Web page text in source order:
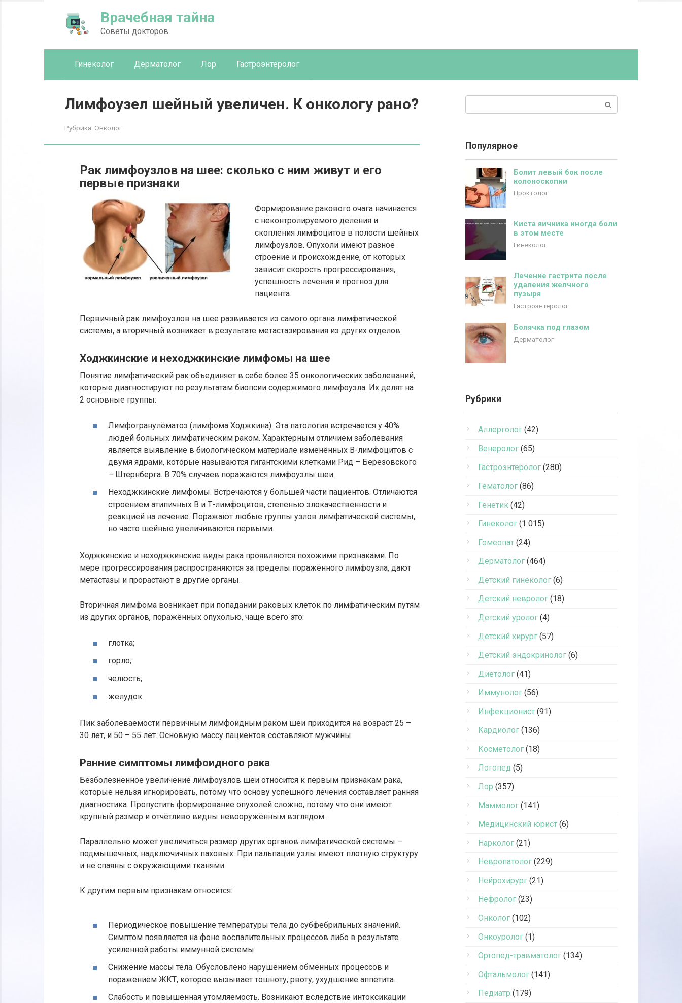
Врачебная тайна
Советы докторов
Гинеколог Дерматолог Лор Гастроэнтеролог
Лимфоузел шейный увеличен. К онкологу рано?
Рубрика: Онколог
Рак лимфоузлов на шее: сколько с ним живут и его
первые признаки
Формирование ракового очага начинается
с неконтролируемого деления и
скопления лимфоцитов в полости шейных
лимфоузлов. Опухоли имеют разное
строение и происхождение, от которых
зависит скорость прогрессирования,
успешность лечения и прогноз для
пациента.
Первичный рак лимфоузлов на шее развивается из самого органа лимфатической
системы, а вторичный возникает в результате метастазирования из других отделов.
Ходжкинские и неходжкинские лимфомы на шее
Понятие лимфатический рак объединяет в себе более 35 онкологических заболеваний,
которые диагностируют по результатам биопсии содержимого лимфоузла. Их делят на
2 основные группы:
Лимфогранулёматоз (лимфома Ходжкина). Эта патология встречается у 40%
людей больных лимфатическим раком. Характерным отличием заболевания
является выявление в биологическом материале изменённых В-лимфоцитов с
двумя ядрами, которые называются гигантскими клетками Рид – Березовского
– Штернберга. В 70% случаев поражаются лимфоузлы шеи.
Неходжкинские лимфомы. Встречаются у большей части пациентов. Отличаются
строением атипичных В и Т-лимфоцитов, степенью злокачественности и
реакцией на лечение. Поражают любые группы узлов лимфатической системы,
но часто шейные увеличиваются первыми.
Ходжкинские и неходжкинские виды рака проявляются похожими признаками. По
мере прогрессирования распространяются за пределы поражённого лимфоузла, дают
метастазы и прорастают в другие органы.
Вторичная лимфома возникает при попадании раковых клеток по лимфатическим путям
из других органов, поражённых опухолью, чаще всего это:
глотка;
горло;
челюсть;
желудок.
Пик заболеваемости первичным лимфоидным раком шеи приходится на возраст 25 –
30 лет, и 50 – 55 лет. Основную массу пациентов составляют мужчины.
Ранние симптомы лимфоидного рака
Безболезненное увеличение лимфоузлов шеи относится к первым признакам рака,
которые нельзя игнорировать, потому что основу успешного лечения составляет ранняя
диагностика. Пропустить формирование опухолей сложно, потому что они имеют
крупный размер и отчётливо видны невооружённым взглядом.
Параллельно может увеличиться размер других органов лимфатической системы –
подмышечных, надключичных паховых. При пальпации узлы имеют плотную структуру
и не спаяны с окружающими тканями.
К другим первым признакам относится:
Периодическое повышение температуры тела до субфебрильных значений.
Симптом появляется на фоне воспалительных процессов либо в результате
усиленной работы иммунной системы.
Снижение массы тела. Обусловлено нарушением обменных процессов и
поражением ЖКТ, которое вызывает тошноту, рвоту, ухудшение аппетита.
Слабость и повышенная утомляемость. Возникают вследствие интоксикации
Популярное
Болит левый бок после
колоноскопии
Проктолог
Киста яичника иногда боли
в этом месте
Гинеколог
Лечение гастрита после
удаления желчного
пузыря
Гастроэнтеролог
Болячка под глазом
Дерматолог
Рубрики
Аллерголог (42)
Венеролог (65)
Гастроэнтеролог (280)
Гематолог (86)
Генетик (42)
Гинеколог (1 015)
Гомеопат (24)
Дерматолог (464)
Детский гинеколог (6)
Детский невролог (18)
Детский уролог (4)
Детский хирург (57)
Детский эндокринолог (6)
Диетолог (41)
Иммунолог (56)
Инфекционист (91)
Кардиолог (136)
Косметолог (18)
Логопед (5)
Лор (357)
Маммолог (141)
Медицинский юрист (6)
Нарколог (21)
Невропатолог (229)
Нейрохирург (21)
Нефролог (23)
Онколог (102)
Онкоуролог (1)
Ортопед-травматолог (134)
Офтальмолог (141)
Педиатр (179)